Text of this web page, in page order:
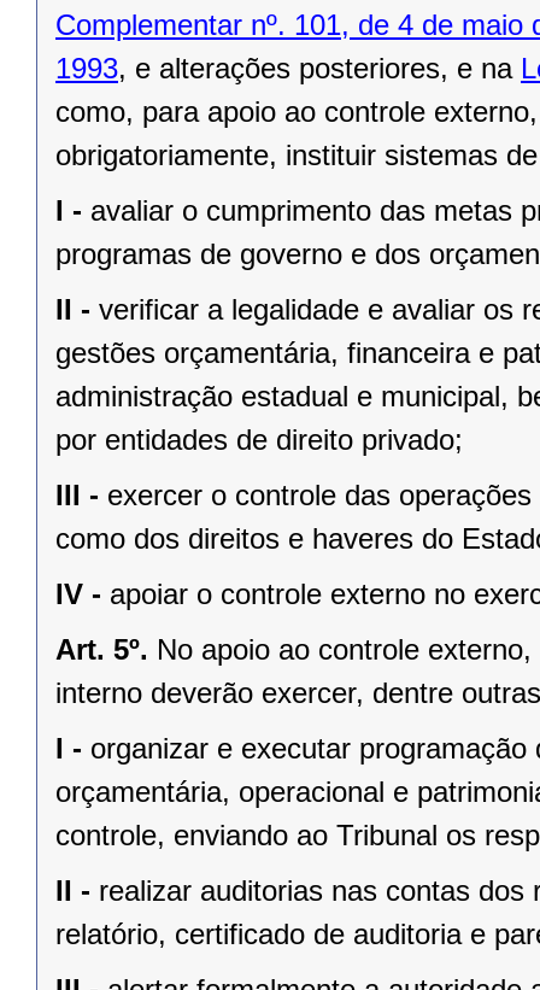
Complementar nº. 101, de 4 de maio
1993, e alterações posteriores, e na
como, para apoio ao controle
obrigatoriamente, instituir sistemas
I - avaliar o cumprimento das metas
programas de governo e dos
II - verificar a legalidade e avaliar os
gestões orçamentária, financeira e
administração estadual e municipal,
por entidades de direito privado;
III - exercer o controle das
como dos direitos e haveres do
IV - apoiar o controle externo no
Art. 5º. No apoio ao controle
interno deverão exercer, dentre
I - organizar e executar
orçamentária, operacional e
controle, enviando ao Tribunal os
II - realizar auditorias nas contas
relatório, certificado de auditoria e